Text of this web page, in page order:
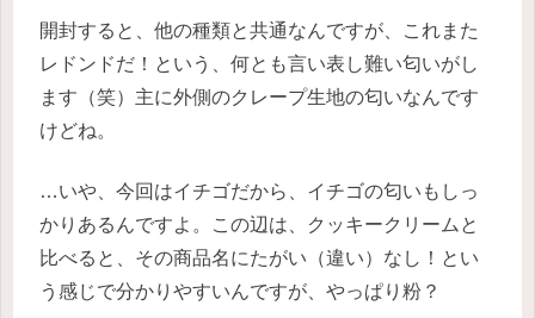
開封すると、他の種類と共通なんですが、これまた
レドンドだ！という、何とも言い表し難い匂いがし
ます（笑）主に外側のクレープ生地の匂いなんです
けどね。
…いや、今回はイチゴだから、イチゴの匂いもしっ
かりあるんですよ。この辺は、クッキークリームと
比べると、その商品名にたがい（違い）なし！とい
う感じで分かりやすいんですが、やっぱり粉？